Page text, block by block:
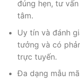
đúng hẹn, tư
tâm.
Uy tín và đánh
tưởng và có
trực tuyến.
Đa dạng mẫu